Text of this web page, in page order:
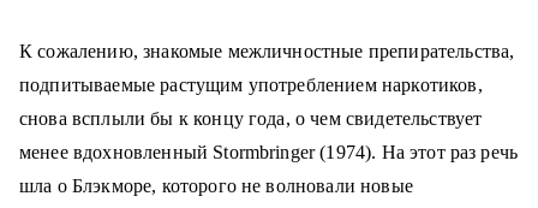
К сожалению, знакомые межличностные препирательства,
подпитываемые растущим употреблением наркотиков,
снова всплыли бы к концу года, о чем свидетельствует
менее вдохновленный Stormbringer (1974). На этот раз речь
шла о Блэкморе, которого не волновали новые